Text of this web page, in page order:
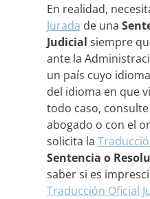
En realidad,
Jurada de una
Judicial siempre
ante la
un país cuyo
del idioma en que
todo caso,
abogado o con el
solicita la
Sentencia o
saber si es
Traducción Oficial